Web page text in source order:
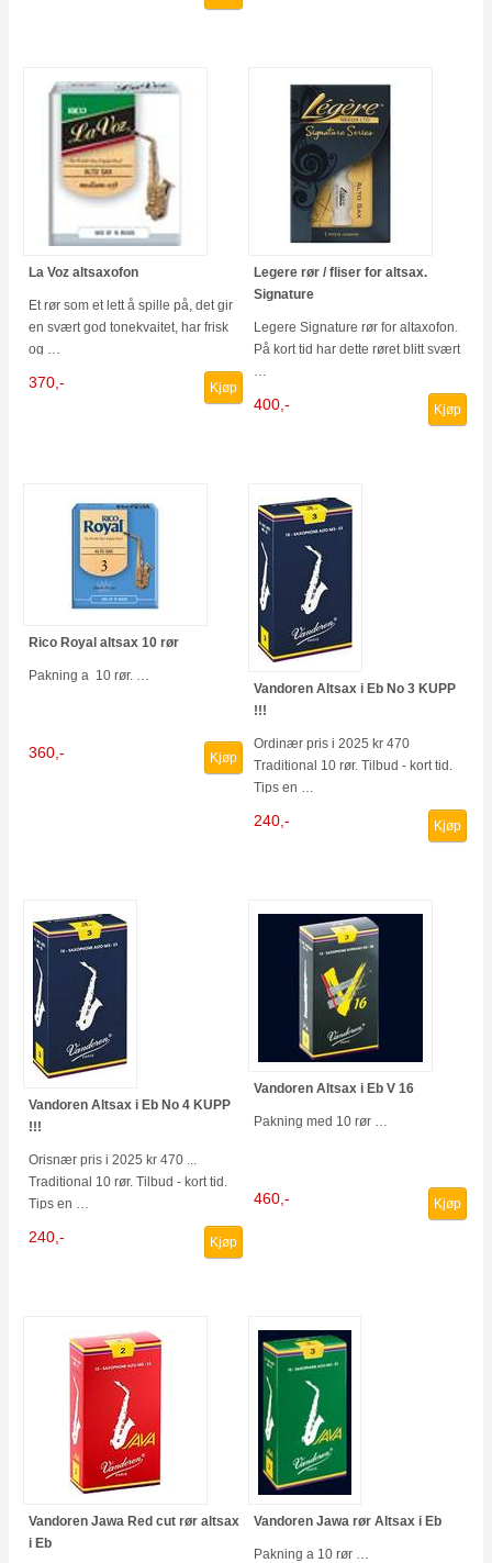
La Voz altsaxofon
Et rør som et lett å spille på, det gir
en svært god tonekvaitet, har frisk
og …
370,- Kjøp
Legere rør / fliser for altsax.
Signature
Legere Signature rør for altaxofon.
På kort tid har dette røret blitt svært
400,- Kjøp
Rico Royal altsax 10 rør
Pakning a 10 rør. …
360,- Kjøp
Vandoren Altsax i Eb No 3 KUPP
!!!
Ordinær pris i 2025 kr 470
Traditional 10 rør. Tilbud - kort tid.
Tips en …
240,- Kjøp
Vandoren Altsax i Eb No 4 KUPP
!!!
Orisnær pris i 2025 kr 470 ...
Traditional 10 rør. Tilbud - kort tid.
Tips en …
240,- Kjøp
Vandoren Altsax i Eb V 16
Pakning med 10 rør …
460,- Kjøp
Vandoren Jawa Red cut rør altsax
i Eb
Vandoren Jawa rør Altsax i Eb
Pakning a 10 rør …